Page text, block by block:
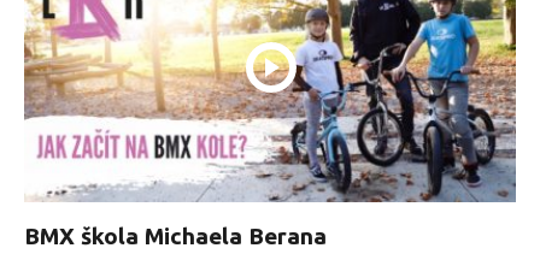
BMX škola Michaela Berana